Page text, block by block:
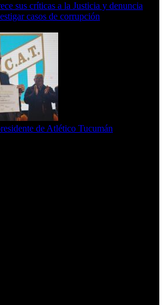
sus críticas a la Justicia y denuncia
casos de corrupción
de Atlético Tucumán